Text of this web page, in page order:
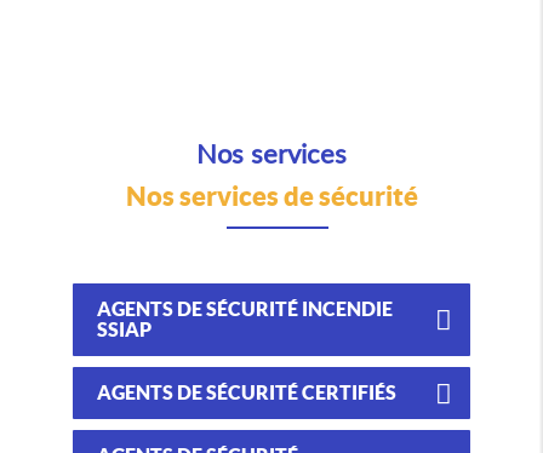
Nos services
Nos services de sécurité
AGENTS DE SÉCURITÉ INCENDIE
SSIAP
AGENTS DE SÉCURITÉ CERTIFIÉS